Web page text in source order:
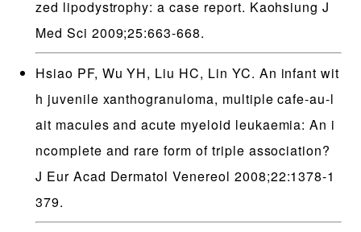
zed lipodystrophy: a case report. Kaohsiung J
Med Sci 2009;25:663-668.
Hsiao PF, Wu YH, Liu HC, Lin YC. An infant wit
h juvenile xanthogranuloma, multiple cafe-au-l
ait macules and acute myeloid leukaemia: An i
ncomplete and rare form of triple association?
J Eur Acad Dermatol Venereol 2008;22:1378-1
379.